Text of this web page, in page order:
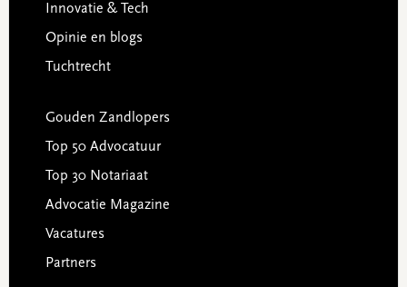
Innovatie & Tech
Opinie en blogs
Tuchtrecht
Gouden Zandlopers
Top 50 Advocatuur
Top 30 Notariaat
Advocatie Magazine
Vacatures
Partners